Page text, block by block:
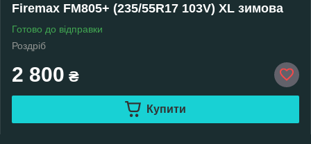
Firemax FM805+ (235/55R17 103V) XL зимова
Готово до відправки
Роздріб
2 800 ₴
Купити